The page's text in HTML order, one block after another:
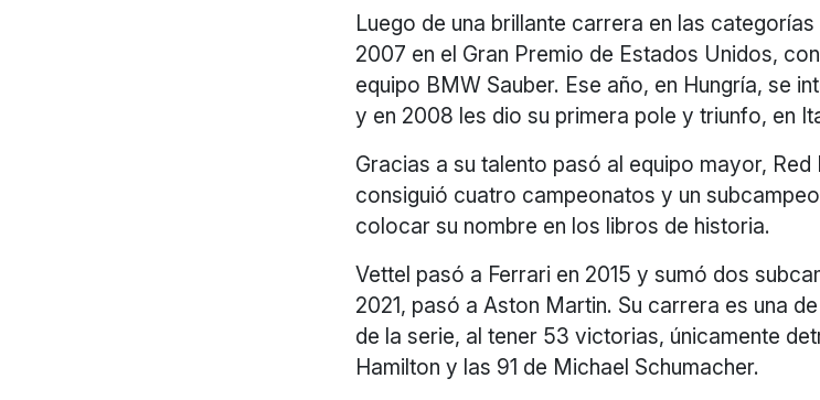
Luego de una brillante carrera en las categorías
2007 en el Gran Premio de Estados Unidos,
equipo BMW Sauber. Ese año, en Hungría, se
y en 2008 les dio su primera pole y triunfo, en
Gracias a su talento pasó al equipo mayor, Red
consiguió cuatro campeonatos y un
colocar su nombre en los libros de historia.
Vettel pasó a Ferrari en 2015 y sumó dos
2021, pasó a Aston Martin. Su carrera es una
de la serie, al tener 53 victorias, únicamente
Hamilton y las 91 de Michael Schumacher.